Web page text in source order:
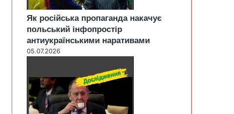
Як російська пропаганда накачує
польський інфопростір
антиукраїнськими наративами
05.07.2026